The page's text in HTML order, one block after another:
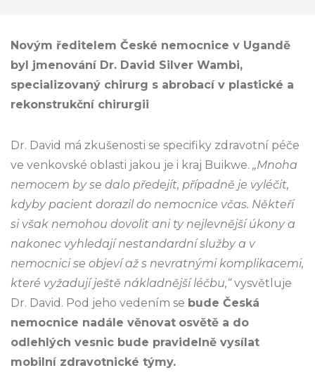
Novým ředitelem České nemocnice v Ugandě
byl jmenování Dr. David Silver Wambi,
specializovaný chirurg s abrobací v plastické a
rekonstrukční chirurgii
Dr. David má zkušenosti se specifiky zdravotní péče
ve venkovské oblasti jakou je i kraj Buikwe. „Mnoha
nemocem by se dalo předejít, případně je vyléčit,
kdyby pacient dorazil do nemocnice včas. Někteří
si však nemohou dovolit ani ty nejlevnější úkony a
nakonec vyhledají nestandardní služby a v
nemocnici se objeví až s nevratnými komplikacemi,
které vyžadují ještě nákladnější léčbu,“vysvětluje
Dr. David. Pod jeho vedením se bude Česká
nemocnice nadále věnovat osvětě a do
odlehlých vesnic bude pravidelně vysílat
mobilní zdravotnické týmy.